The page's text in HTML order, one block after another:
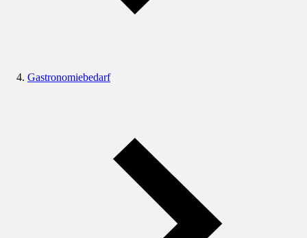
Gastronomiebedarf